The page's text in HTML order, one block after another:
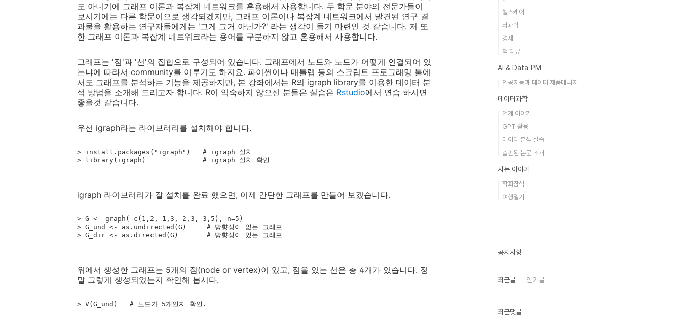
도 아니기에 그래프 이론과 복잡계 네트워크를 혼용해서 사용합니다. 두 학문 분야의 전문가들이
보시기에는 다른 학문이으로 생각되겠지만, 그래프 이론이나 복잡계 네트워크에서 발견된 연구 결
과물을 활용하는 연구자들에게는 '그게 그거 아닌가?' 라는 생각이 들기 마련인 것 같습니다. 저 또
한 그래프 이론과 복잡계 네트워크라는 용어를 구분하지 않고 혼용해서 사용합니다.
그래프는 '점'과 '선'의 집합으로 구성되어 있습니다. 그래프에서 노드와 노드가 어떻게 연결되어 있
는냐에 따라서 community를 이루기도 하지요. 파이썬이나 매틀랩 등의 스크립트 프로그래밍 툴에
서도 그래프를 분석하는 기능을 제공하지만, 본 강좌에서는 R의 igraph library를 이용한 데이터 분
석 방법을 소개해 드리고자 합니다. R이 익숙하지 않으신 분들은 실습은 Rstudio에서 연습 하시면
좋을것 같습니다.
우선 igraph라는 라이브러리를 설치해야 합니다.
> install.packages("igraph")   # igraph 설치
igraph 라이브러리가 잘 설치를 완료 했으면, 이제 간단한 그래프를 만들어 보겠습니다.
> G <- graph( c(1,2, 1,3, 2,3, 3,5), n=5)
> G_und <- as.undirected(G)     # 방향성이 없는 그래프
> G_dir <- as.directed(G)       # 방향성이 있는 그래프
위에서 생성한 그래프는 5개의 점(node or vertex)이 있고, 점을 있는 선은 총 4개가 있습니다. 정
말 그렇게 생성되었는지 확인해 봅시다.
> V(G_und)   # 노드가 5개인지 확인.
헬스케어
뇌과학
경제
책 리뷰
AI & Data PM
인공지능과 데이터 제품매니저
데이터과학
업계 이야기
GPT 활용
데이터 분석 실습
출판된 논문 소개
사는 이야기
학회참석
여행일기
공지사항
최근글 인기글
최근댓글